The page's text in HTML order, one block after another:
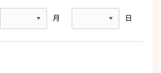
月 日